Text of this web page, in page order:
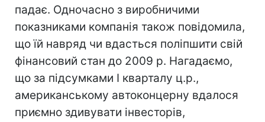
падає. Одночасно з виробничими
показниками компанія також повідомила,
що їй навряд чи вдасться поліпшити свій
фінансовий стан до 2009 р. Нагадаємо,
що за підсумками I кварталу ц.р.,
американському автоконцерну вдалося
приємно здивувати інвесторів,